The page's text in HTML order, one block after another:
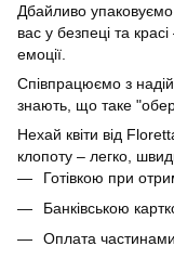
Дбайливо
вас у безпеці та
емоції.
Співпрацюємо з
знають, що таке
Нехай квіти від
клопоту – легко,
Готівкою при
Банківською
Оплата